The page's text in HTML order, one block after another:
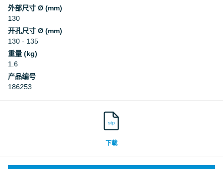
外部尺寸 Ø (mm)
130
开孔尺寸 Ø (mm)
130 - 135
重量 (kg)
1.6
产品编号
186253
stp
下载